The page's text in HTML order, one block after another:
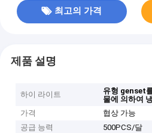
최고의 가격
제품 설명
하이 라이트 유형 genset
물에 의하여
가격
협상 가능
공급 능력
500PCS/달